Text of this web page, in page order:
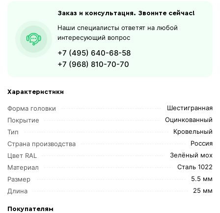
Характеристики
Форма головки
Шестигранная
Покрытие
Оцинкованный
Тип
Кровельный
Страна производства
Россия
Цвет RAL
Зелёный мох
Материал
Сталь 1022
Размер
5.5 мм
Длина
25 мм
Покупателям
Заказ и консультация. Звоните сейчас!
Наши специалисты ответят на любой
интересующий вопрос
+7 (495) 640-68-58
+7 (968) 810-70-70